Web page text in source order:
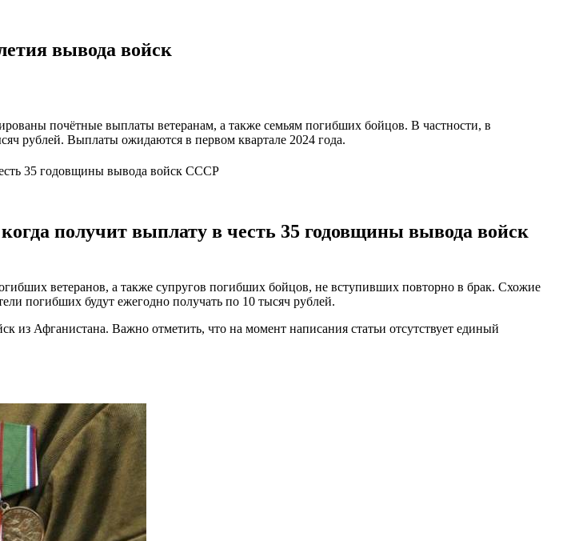
вывода войск
почётные выплаты ветеранам, а также семьям погибших бойцов. В частности, в
рублей. Выплаты ожидаются в первом квартале 2024 года.
35 годовщины вывода войск СССР
получит выплату в честь 35 годовщины вывода войск
ветеранов, а также супругов погибших бойцов, не вступивших повторно в брак. Схожие
погибших будут ежегодно получать по 10 тысяч рублей.
из Афганистана. Важно отметить, что на момент написания статьи отсутствует единый